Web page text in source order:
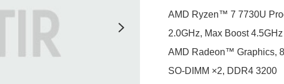
AMD Ryzen™ 7 7730U
2.0GHz, Max Boost 4.5GHz
AMD Radeon™ Graphics,
SO-DIMM ×2, DDR4 3200